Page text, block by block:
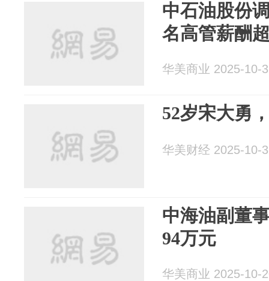
中石油股份
名高管薪酬
华美商业 2025-10-
52岁宋大勇
华美财经 2025-10-
中海油副董
94万元
华美商业 2025-10-